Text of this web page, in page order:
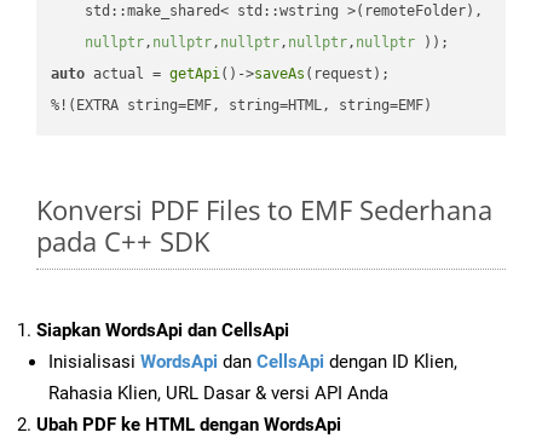
    std::make_shared< std::wstring >(remoteFolder),
nullptr, nullptr, nullptr, nullptr, nullptr ))
auto actual = getApi()->saveAs (request);
%!(EXTRA string=EMF, string=HTML, string=EMF)
Konversi PDF Files to EMF Sederhana
pada C++ SDK
Siapkan WordsApi dan CellsApi
Inisialisasi WordsApi dan CellsApi dengan ID Klien,
Rahasia Klien, URL Dasar & versi API Anda
Ubah PDF ke HTML dengan WordsApi